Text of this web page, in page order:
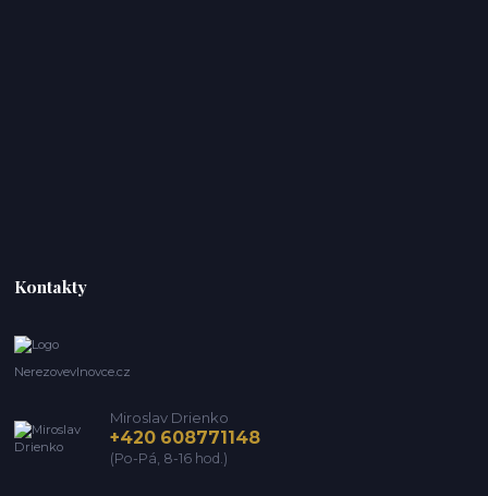
Kontakty
Nerezovevlnovce.cz
Miroslav Drienko
+420 608771148
(Po-Pá, 8-16 hod.)